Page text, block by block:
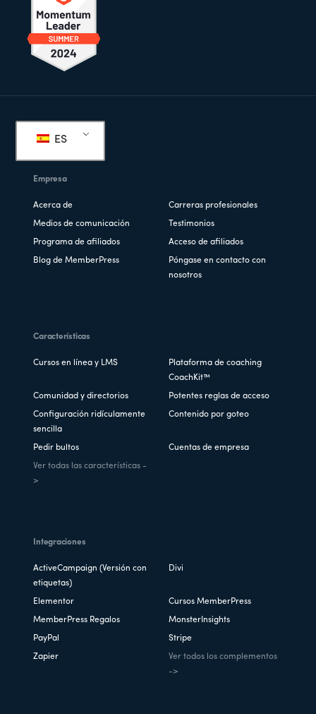
de
página
ES
Empresa
Acerca de Carreras profesionales
Medios de comunicación Testimonios
Programa de afiliados Acceso de afiliados
Blog de MemberPress
Póngase en contacto con
nosotros
Características
Cursos en línea y LMS
Plataforma de coaching
CoachKit™
Comunidad y directorios Potentes reglas de acceso
Configuración ridículamente
sencilla
Contenido por goteo
Pedir bultos Cuentas de empresa
Ver todas las características -
>
Integraciones
ActiveCampaign (Versión con
etiquetas)
Divi
Elementor Cursos MemberPress
MemberPress Regalos MonsterInsights
PayPal Stripe
Zapier
Ver todos los complementos
->